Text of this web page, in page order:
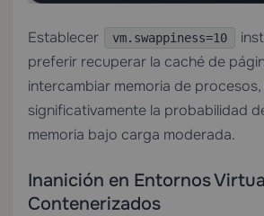
Establecer vm.swappiness=10
preferir recuperar la caché de
intercambiar memoria de
significativamente la probabilidad
memoria bajo carga moderada.
Inanición en Entornos
Contenerizados